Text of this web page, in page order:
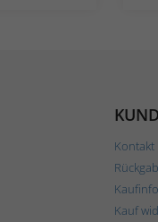
Kontakt
Kauf